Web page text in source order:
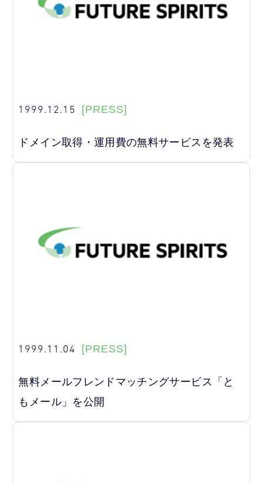
1999.12.15 [PRESS]
ドメイン取得・運用費の無料サービスを発表
1999.11.04 [PRESS]
無料メールフレンドマッチングサービス「と
もメール」を公開